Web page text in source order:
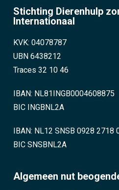
Stichting Dierenhulp
Internationaal
KVK: 04078787
UBN 6438212
Traces 32 10 46
IBAN: NL81INGB0004608875
BIC INGBNL2A
IBAN: NL12 SNSB 0928 2718
BIC SNSBNL2A
Algemeen nut